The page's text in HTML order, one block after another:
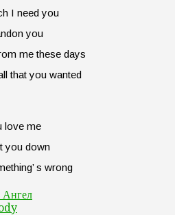
I need you
you
me these days
that you wanted
love me
you down
s wrong
Ангел